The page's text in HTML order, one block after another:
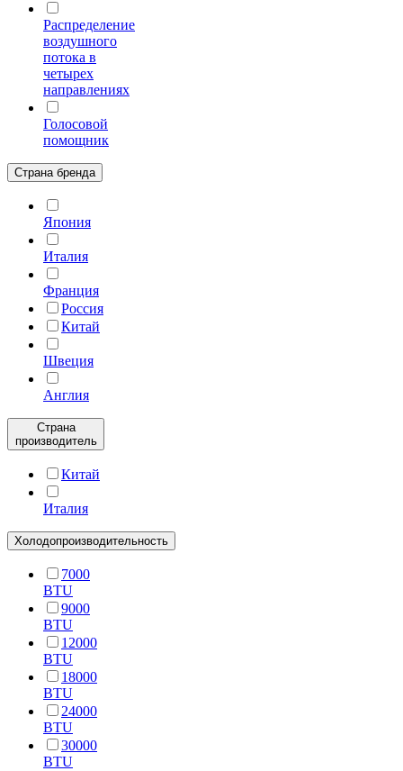
Распределение
воздушного
потока в
четырех
направлениях
Голосовой
помощник
Страна бренда
Япония
Италия
Франция
Россия
Китай
Швеция
Англия
Страна
производитель
Китай
Италия
Холодопроизводительность
7000
BTU
9000
BTU
12000
BTU
18000
BTU
24000
BTU
30000
BTU